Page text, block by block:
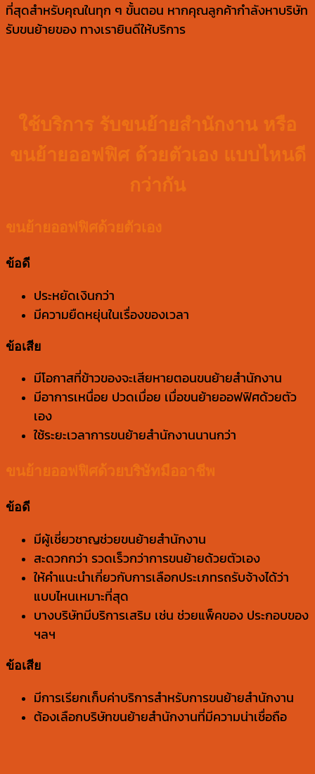
ที่สุดสำหรับคุณในทุก ๆ ขั้นตอน หากคุณลูกค้ากำลังหาบริษัท
รับขนย้ายของ ทางเรายินดีให้บริการ
ใช้บริการ รับขนย้ายสำนักงาน หรือ
ขนย้ายออฟฟิศ ด้วยตัวเอง แบบไหนดี
กว่ากัน
ขนย้ายออฟฟิศด้วยตัวเอง
ข้อดี
ประหยัดเงินกว่า
มีความยืดหยุ่นในเรื่องของเวลา
ข้อเสีย
มีโอกาสที่ข้าวของจะเสียหายตอนขนย้ายสำนักงาน
มีอาการเหนื่อย ปวดเมื่อย เมื่อขนย้ายออฟฟิศด้วยตัว
เอง
ใช้ระยะเวลาการขนย้ายสำนักงานนานกว่า
ขนย้ายออฟฟิศด้วยบริษัทมืออาชีพ
ข้อดี
มีผู้เชี่ยวชาญช่วยขนย้ายสำนักงาน
สะดวกกว่า รวดเร็วกว่าการขนย้ายด้วยตัวเอง
ให้คำแนะนำเกี่ยวกับการเลือกประเภทรถรับจ้างได้ว่า
แบบไหนเหมาะที่สุด
บางบริษัทมีบริการเสริม เช่น ช่วยแพ็คของ ประกอบของ
ฯลฯ
ข้อเสีย
มีการเรียกเก็บค่าบริการสำหรับการขนย้ายสำนักงาน
ต้องเลือกบริษัทขนย้ายสำนักงานที่มีความน่าเชื่อถือ